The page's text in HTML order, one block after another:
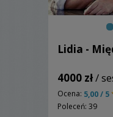
Lidia -
4000 zł/
Ocena: 5,00 / 5
Poleceń: 39